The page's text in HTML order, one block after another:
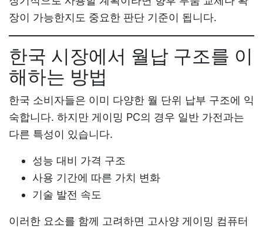
장이 가능한지도 중요한 판단 기준이 됩니다.
한국 시장에서 월납 구조를 이
해하는 방법
한국 소비자들은 이미 다양한 월 단위 납부 구조에 익
숙합니다. 하지만 게이밍 PC의 경우 일반 가전과는
다른 특성이 있습니다.
성능 대비 가격 구조
사용 기간에 따른 가치 변화
기술 발전 속도
이러한 요소를 함께 고려하면 고사양 게이밍 컴퓨터